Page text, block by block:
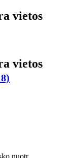
vietos
vietos